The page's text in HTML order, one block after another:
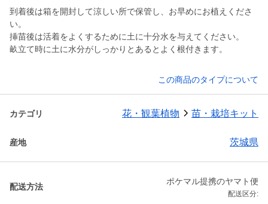
到着後は箱を開封して涼しい所で保管し、お早めにお植えくださ
い。
挿苗後は活着をよくするために土に十分水を与えてください。
この商品のタイプについて
カテゴリ 花・観葉植物 苗・栽培キット
産地 茨城県
配送方法
ポケマル提携のヤマト便
配送区分: